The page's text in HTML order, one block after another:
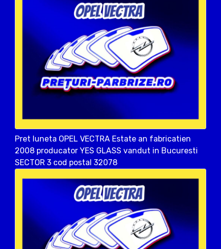
Pret luneta OPEL VECTRA Estate an fabricatien
2008 producator YES GLASS vandut in Bucuresti
SECTOR 3 cod postal 32078